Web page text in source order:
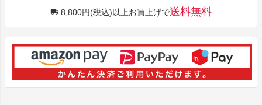
8,800円(税込)以上お買上げで送料無料